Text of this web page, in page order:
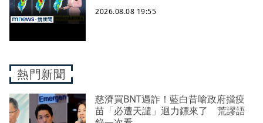
2026.08.08 19:55
熱門新聞
慈濟買BNT遇詐！藍白昔嗆政府擋疫
苗「必遭天譴」迴力鏢來了 荒謬語